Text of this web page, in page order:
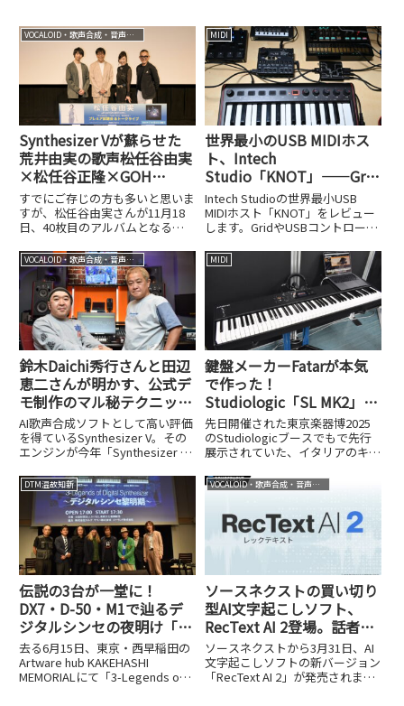
VOCALOID・歌声合成・音声合成
Synthesizer Vが蘇らせた
荒井由実の歌声――松任谷由実
×松任谷正隆×GOH
HOTODA×カンル・フアが
語る『Wormhole / Yumi
AraI』
すでにご存じの方も多いと思いま
すが、松任谷由実さんが11月18
日、40枚目のアルバムとなる
ースします。なぜ、ここに来て
「Yumi AraI」＝荒井由実の名義
なの？と不思議に思われる方もい
ると...
MIDI
世界最小のUSB MIDIホス
ト、Intech
Studio「KNOT」——Grid
やUSBコントローラーで
MIDI機器を自在にコントロ
ール
Intech Studioの世界最小USB
MIDIホスト「KNOT」をレビュー
します。GridやUSBコントローラ
を自在にコントロールする方法を
解説します。
VOCALOID・歌声合成・音声合成
鈴木Daichi秀行さんと田辺
恵二さんが明かす、公式デ
モ制作のマル秘テクニッ
ク。ガチプロ作家勢による
「AIボーカルコンピ Vol.2
」も8/27に配信スタート
AI歌声合成ソフトとして高い評価
を得ているSynthesizer V。その
エンジンが今年「Synthesizer V
人間らしく、表現力豊かな歌声制
作が可能になりました。また
2025年7月24日には...
MIDI
鍵盤メーカーFatarが本気
で作った！
Studiologic「SL MK2」シ
リーズ、理想のMIDI 2.0対
応キーボード誕生
先日開催された東京楽器博2025
のStudiologicブースでもで先行
展示されていた、イタリアのキー
Studiologic（スタジオロジッ
ク）の新しいMIDIキーボード
「SL MK2」シリーズが、11月7日
に発売されました...
DTM温故知新
伝説の3台が一堂に！
DX7・D-50・M1で辿るデ
ジタルシンセの夜明け「3-
Legends of Digital
Synthesizer～デジタルシ
ンセ黎明期～」レポート
去る6月15日、東京・西早稲田の
Artware hub KAKEHASHI
MEMORIALにて「3-Legends of
VOCALOID・歌声合成・音声合成
ソースネクストの買い切り
型AI文字起こしソフト、
RecText AI 2登場。話者分
離機能を新搭載し、グレー
ドアップした最新版をチェ
ック
ソースネクストから3月31日、AI
文字起こしソフトの新バージョン
「RecText AI 2」が発売されまし